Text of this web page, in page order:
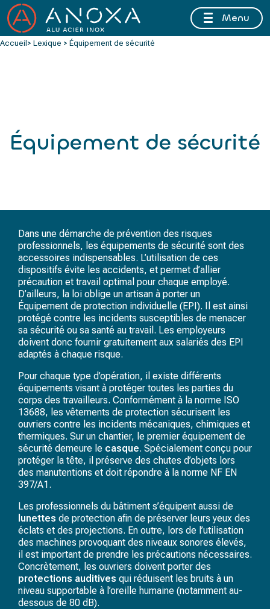
FERMETURE ESTIVALE DU 10 AU 16 AOÛT 2026 INCLUSMenu
Accueil > Lexique > Équipement de sécurité
Équipement de sécurité
Dans une démarche de prévention des risques
professionnels, les équipements de sécurité sont des
accessoires indispensables. L’utilisation de ces
dispositifs évite les accidents, et permet d’allier
précaution et travail optimal pour chaque employé.
D’ailleurs, la loi oblige un artisan à porter un
Équipement de protection individuelle (EPI). Il est ainsi
protégé contre les incidents susceptibles de menacer
sa sécurité ou sa santé au travail. Les employeurs
doivent donc fournir gratuitement aux salariés des EPI
adaptés à chaque risque.
Pour chaque type d’opération, il existe différents
équipements visant à protéger toutes les parties du
corps des travailleurs. Conformément à la norme ISO
13688, les vêtements de protection sécurisent les
ouvriers contre les incidents mécaniques, chimiques et
thermiques. Sur un chantier, le premier équipement de
sécurité demeure le casque. Spécialement conçu pour
protéger la tête, il préserve des chutes d’objets lors
des manutentions et doit répondre à la norme NF EN
397/A1.
Les professionnels du bâtiment s’équipent aussi de
lunettes de protection afin de préserver leurs yeux des
éclats et des projections. En outre, lors de l’utilisation
des machines provoquant des niveaux sonores élevés,
il est important de prendre les précautions nécessaires.
Concrètement, les ouvriers doivent porter des
protections auditives qui réduisent les bruits à un
niveau supportable à l’oreille humaine (notamment au-
dessous de 80 dB).